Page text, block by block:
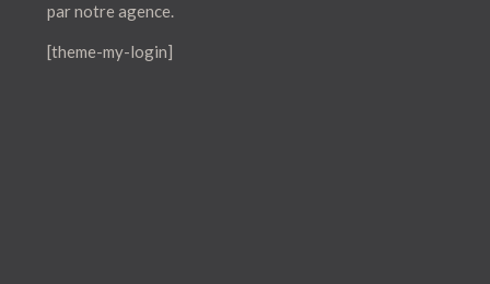
par notre agence.
[theme-my-login]